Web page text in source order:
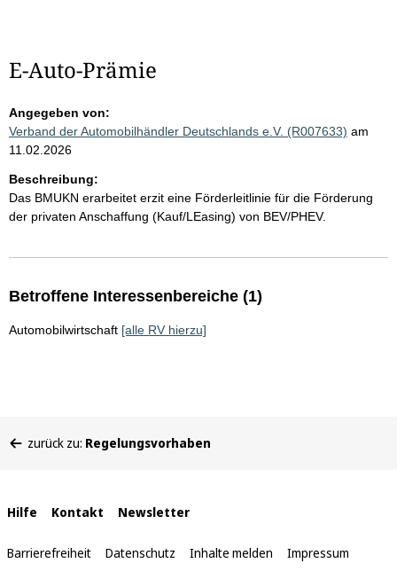
E-Auto-Prämie
Angegeben von:
Verband der Automobilhändler Deutschlands e.V. (R007633) am
11.02.2026
Beschreibung:
Das BMUKN erarbeitet erzit eine Förderleitlinie für die Förderung
der privaten Anschaffung (Kauf/LEasing) von BEV/PHEV.
Betroffene Interessenbereiche (1)
Automobilwirtschaft [alle RV hierzu]
befinden
zurück zu: Regelungsvorhaben
Interne
Links
Hilfe Kontakt Newsletter
Barrierefreiheit Datenschutz Inhalte melden Impressum